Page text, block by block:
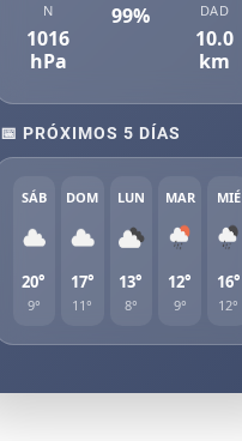
N
1016
hPa
99%
DAD
10.0
km
📅 PRÓXIMOS 5 DÍAS
SÁB
20°
9°
DOM
17°
11°
LUN
13°
8°
MAR
12°
9°
MIÉ
16°
12°